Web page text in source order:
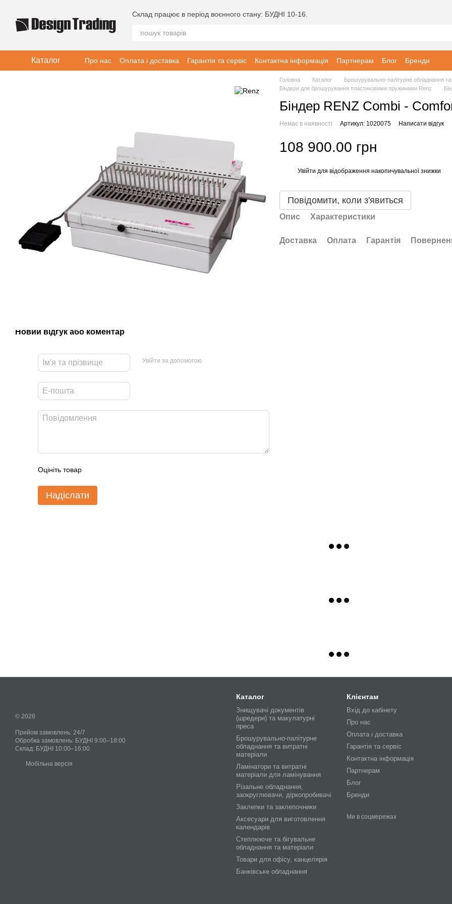
Склад працює в період воєнного стану: БУДНІ 10-16.
Каталог Про нас Оплата і доставка Гарантія та сервіс Контактна інформація Партнерам Блог Бренди
Новий відгук або коментар
Увійти за допомогою
Оцініть товар
Надіслати
Головна Каталог
Брошурувально-палітурне обладнання та
Біндери для брошурування пластиковими пружинами Renz
Біндер RENZ Combi -
Немає в наявності Артикул: 1020075 Написати відгук
108 900.00 грн
Увійти для відображення накопичувальної знижки
Повідомити, коли з'явиться
Опис Характеристики
Доставка Оплата Гарантія
© 2026
Прийом замовлень: 24/7
Обробка замовлень: БУДНІ 9:00–18:00
Склад: БУДНІ 10:00–16:00
Мобільна версія
Каталог
Знищувачі документів
(шредери) та макулатурні
преса
Брошурувально-палітурне
обладнання та витратні
матеріали
Ламінатори та витратні
матеріали для ламінування
Різальне обладнання,
заокруглювачи, діркопробивачі
Заклепки та заклепочники
Аксесуари для виготовлення
календарів
Степлююче та бігувальне
обладнання та матеріали
Товари для офісу, канцелярія
Банківське обладнання
Клієнтам
Вхід до кабінету
Про нас
Оплата і доставка
Гарантія та сервіс
Контактна інформація
Партнерам
Блог
Бренди
Ми в соцмережах